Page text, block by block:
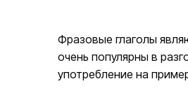
Фразовые глаголы
очень популярны в
употребление на